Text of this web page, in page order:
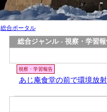
総合ポータル
総合ジャンル - 視察・学習報
視察・学習報告
あじ庵食堂の前で環境放